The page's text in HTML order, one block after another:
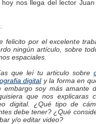
nos llega del lector Juan
felicito por el excelente
ningún artículo, sobre
espaciales.
que leí tu articulo sobre
digitaly la forma en
embargo soy más amante
que nos explicaras
digital. ¿Qué tipo de
debe tener? ¿Qué
y/o editar video?